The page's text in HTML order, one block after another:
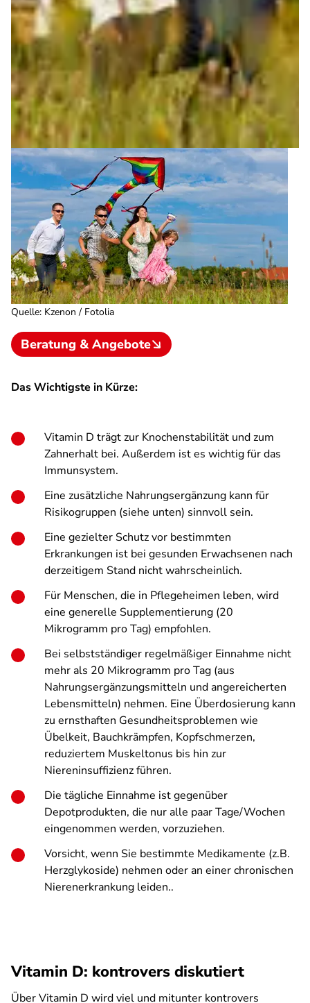
Quelle: Kzenon / Fotolia
Beratung & Angebote
Das Wichtigste in Kürze:
Vitamin D trägt zur Knochenstabilität und zum
Zahnerhalt bei. Außerdem ist es wichtig für das
Immunsystem.
Eine zusätzliche Nahrungsergänzung kann für
Risikogruppen (siehe unten) sinnvoll sein.
Eine gezielter Schutz vor bestimmten
Erkrankungen ist bei gesunden Erwachsenen nach
derzeitigem Stand nicht wahrscheinlich.
Für Menschen, die in Pflegeheimen leben, wird
eine generelle Supplementierung (20
Mikrogramm pro Tag) empfohlen.
Bei selbstständiger regelmäßiger Einnahme nicht
mehr als 20 Mikrogramm pro Tag (aus
Nahrungsergänzungsmitteln und angereicherten
Lebensmitteln) nehmen. Eine Überdosierung kann
zu ernsthaften Gesundheitsproblemen wie
Übelkeit, Bauchkrämpfen, Kopfschmerzen,
reduziertem Muskeltonus bis hin zur
Niereninsuffizienz führen.
Die tägliche Einnahme ist gegenüber
Depotprodukten, die nur alle paar Tage/Wochen
eingenommen werden, vorzuziehen.
Vorsicht, wenn Sie bestimmte Medikamente (z.B.
Herzglykoside) nehmen oder an einer chronischen
Nierenerkrankung leiden..
Vitamin D: kontrovers diskutiert
Über Vitamin D wird viel und mitunter kontrovers